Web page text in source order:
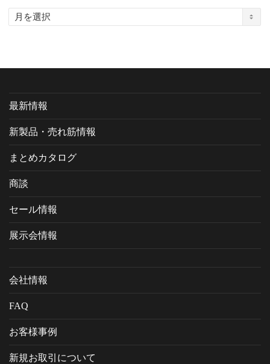
ア
最新情報
新製品・売れ筋情報
まとめカタログ
商談
セール情報
展示会情報
会社情報
FAQ
お客様事例
新規お取引について